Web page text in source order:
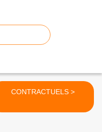
CONTRACTUELS >